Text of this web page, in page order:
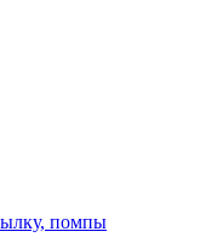
помпы